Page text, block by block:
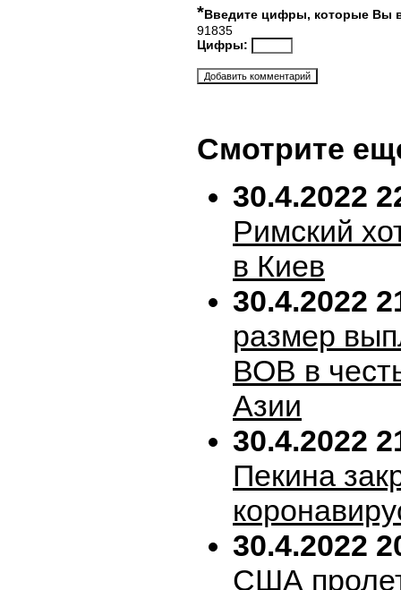
*Введите цифры, которые Вы
91835
Цифры:
Смотрите
30.4.2022
Римский
в Киев
30.4.2022
размер
ВОВ в
Азии
30.4.2022
Пекина
30.4.2022
США